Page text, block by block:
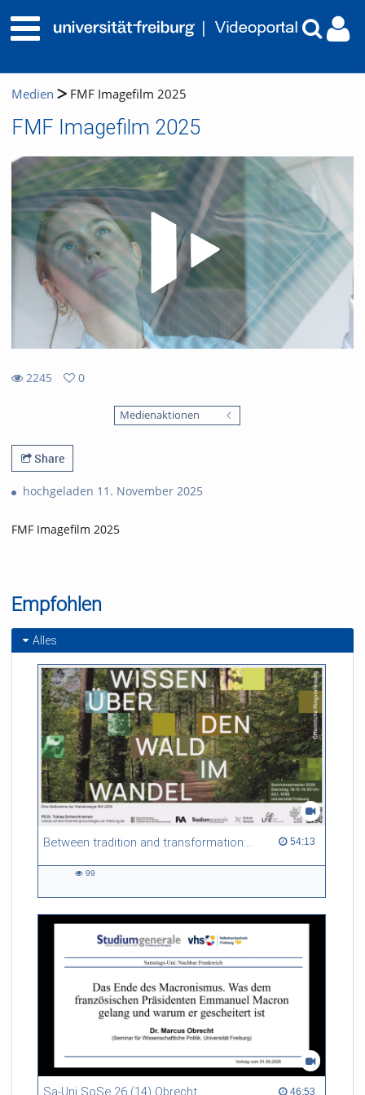
Medien FMF Imagefilm 2025
FMF Imagefilm 2025
2245
0
Medienaktionen
Share
hochgeladen 11. November 2025
FMF Imagefilm 2025
Empfohlen
Alles
Between tradition and transformation: how owners, advisers and institutions co-create knowledge for resilient forests in Europe 54:13
54:13 duration
99
46:53
46:53 duration